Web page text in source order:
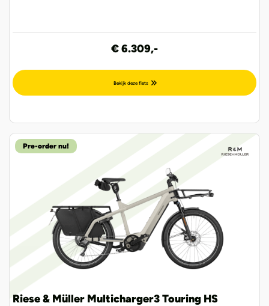
€ 6.309,-
Bekijk deze fiets
Riese & Müller Multicharger3 Touring HS
Pre-order nu!